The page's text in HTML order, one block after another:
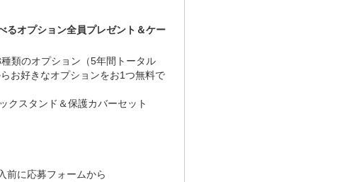
オプション全員プレゼント＆ケー
類のオプション（5年間トータル
お好きなオプションをお1つ無料で
クスタンド＆保護カバーセット
前に応募フォームから